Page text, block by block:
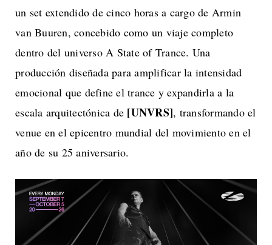
un set extendido de cinco horas a cargo de Armin
van Buuren, concebido como un viaje completo
dentro del universo A State of Trance. Una
producción diseñada para amplificar la intensidad
emocional que define el trance y expandirla a la
escala arquitectónica de [UNVRS], transformando el
venue en el epicentro mundial del movimiento en el
año de su 25 aniversario.